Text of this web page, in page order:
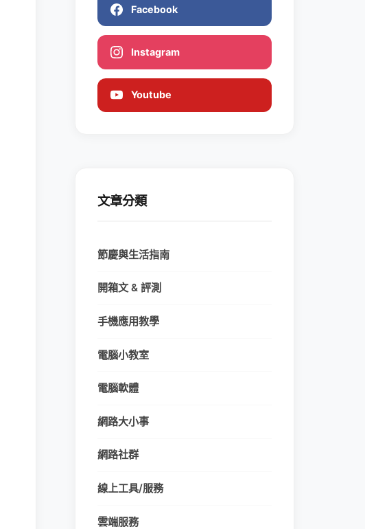
Facebook
Instagram
Youtube
文章分類
節慶與生活指南
開箱文 & 評測
手機應用教學
電腦小教室
電腦軟體
網路大小事
網路社群
線上工具/服務
雲端服務